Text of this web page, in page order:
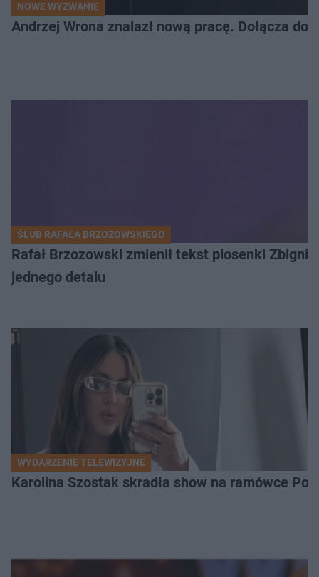
NOWE WYZWANIE
Andrzej Wrona znalazł nową pracę. Dołącza do
ŚLUB RAFAŁA BRZOZOWSKIEGO
Rafał Brzozowski zmienił tekst piosenki
jednego detalu
WYDARZENIE TELEWIZYJNE
Karolina Szostak skradła show na ramówce